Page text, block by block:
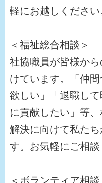
軽にお越しください
＜福祉総合相談＞
社協職員が皆様か
けています。「仲
欲しい」「退職し
に貢献したい」等、
解決に向けて私た
す。お気軽にご相談
＜ボランティア相談